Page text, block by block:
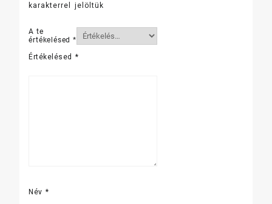
karakterrel jelöltük
A te
értékelésed*
Értékelésed *
Név *